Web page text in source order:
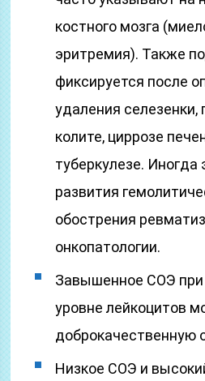
костного мозга
эритремия). Также
фиксируется после
удаления селезенки,
колите, циррозе
туберкулезе. Иногда
развития
обострения
онкопатологии.
Завышенное СОЭ
уровне лейкоцитов
доброкачественную
Низкое СОЭ и